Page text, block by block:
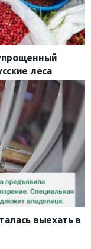
леса
выехать в